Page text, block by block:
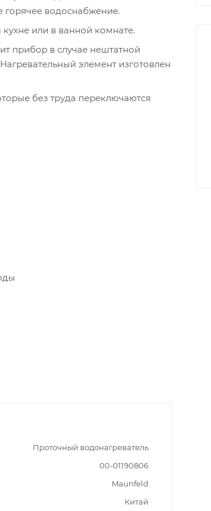
горячее водоснабжение.
или в ванной комнате.
прибор в случае нештатной
элемент изготовлен
без труда переключаются
Проточный водонагреватель
00-01190806
Maunfeld
Китай